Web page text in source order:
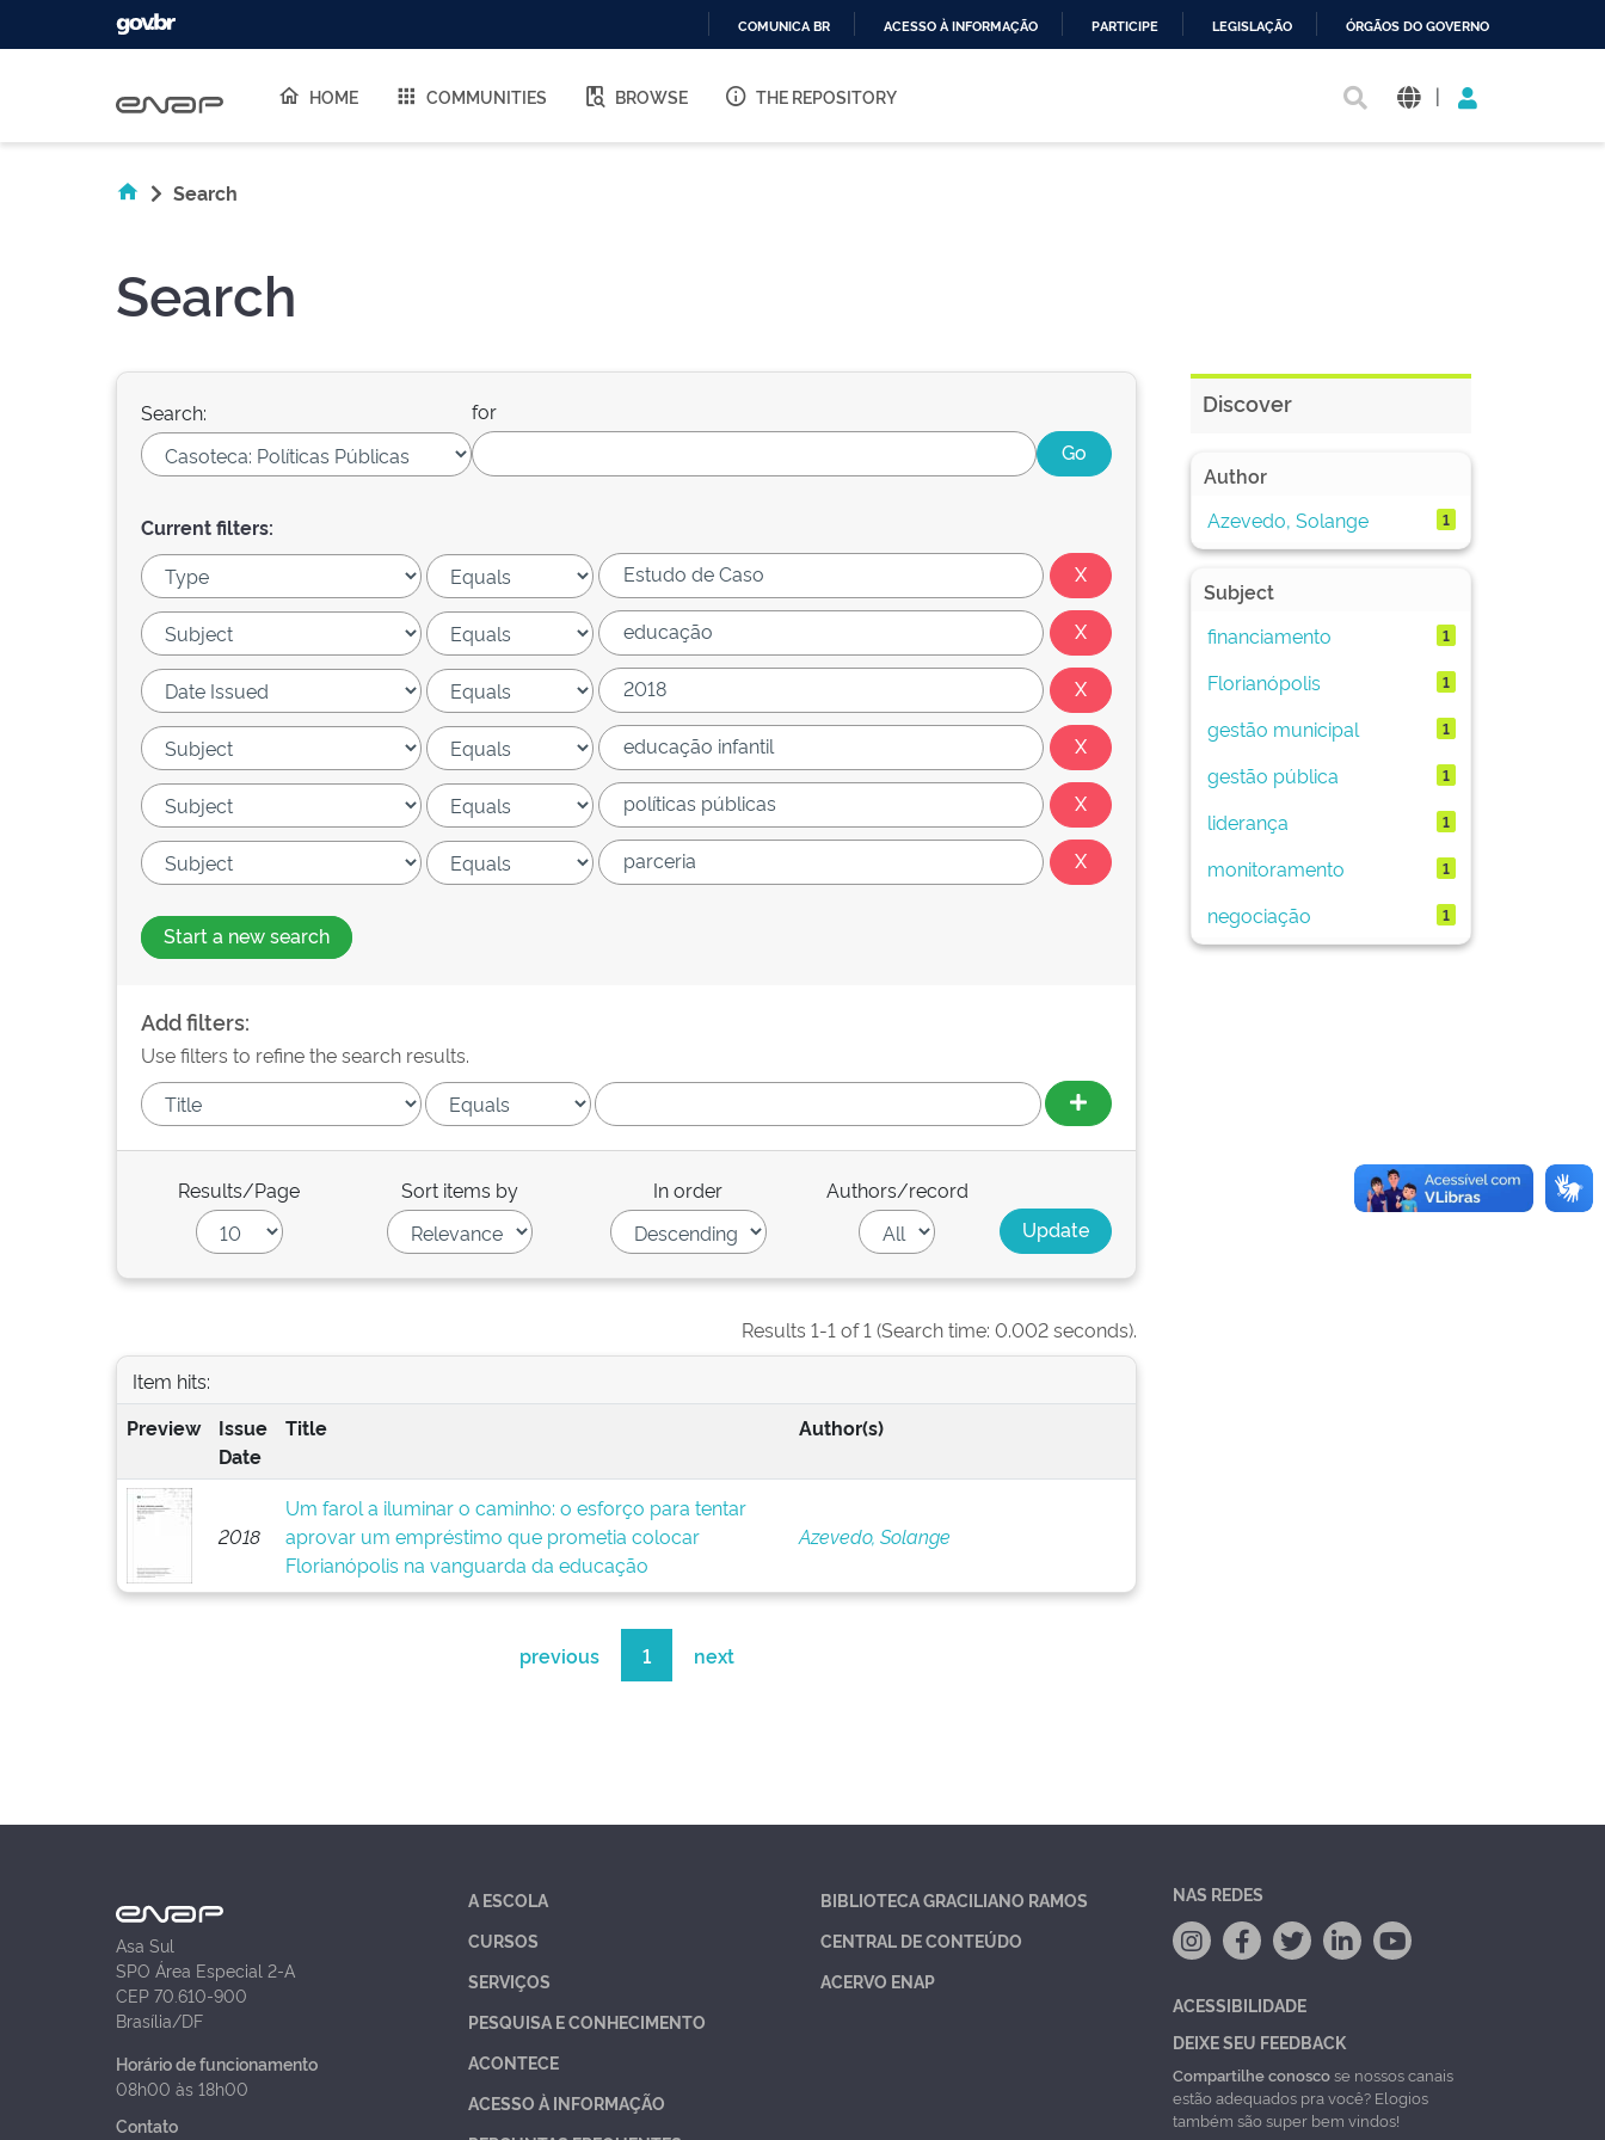
O
COMUNICA BR ACESSO À INFORMAÇÃO PARTICIPE LEGISLAÇÃO ÓRGÃOS DO GOVERNO
HOME COMMUNITIES BROWSE THE REPOSITORY |
Search
Search
Search: for
Current filters:
Start a new search
Add filters:
Use filters to refine the search results.
Results/Page Sort items by In order Authors/record
Results 1-1 of 1 (Search time: 0.002 seconds).
Item hits:
Preview
Issue
Date
Title Author(s)
2018
Um farol a iluminar o caminho: o esforço para tentar
aprovar um empréstimo que prometia colocar
Florianópolis na vanguarda da educação
Azevedo, Solange
previous 1 next
Discover
Author
Azevedo, Solange
1
Subject
financiamento
1
Florianópolis 1
gestão municipal 1
gestão pública 1
liderança 1
monitoramento 1
negociação 1
Asa Sul
SPO Área Especial 2-A
CEP 70.610-900
Brasília/DF
Horário de funcionamento
08h00 às 18h00
Contato
A ESCOLA
CURSOS
SERVIÇOS
PESQUISA E CONHECIMENTO
ACONTECE
ACESSO À INFORMAÇÃO
BIBLIOTECA GRACILIANO RAMOS
CENTRAL DE CONTEÚDO
ACERVO ENAP
NAS REDES
ACESSIBILIDADE
DEIXE SEU FEEDBACK
Compartilhe conoscose nossos canais
estão adequados pra você? Elogios
também são super bem vindos!